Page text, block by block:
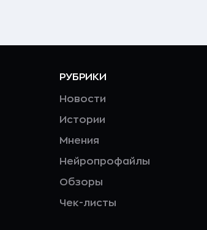
РУБРИКИ
Новости
Истории
Мнения
Нейропрофайлы
Обзоры
Чек-листы